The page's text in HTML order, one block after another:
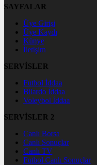
SAYFALAR
Üye Girişi
Üye Kaydı
Künye
İletişim
SERVİSLER
Futbol İddaa
Bilardo İddaa
Voleybol İddaa
SERVİSLER 2
Canlı Borsa
Canlı Sonuçlar
Canlı TV
Futbol Canlı Sonuçlar